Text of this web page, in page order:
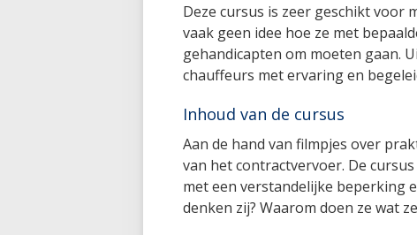
Deze cursus is zeer geschikt voor
vaak geen idee hoe ze met
gehandicapten om moeten gaan.
chauffeurs met ervaring en
Inhoud van de cursus
Aan de hand van filmpjes over
van het contractvervoer. De
met een verstandelijke beperking
denken zij? Waarom doen ze wat